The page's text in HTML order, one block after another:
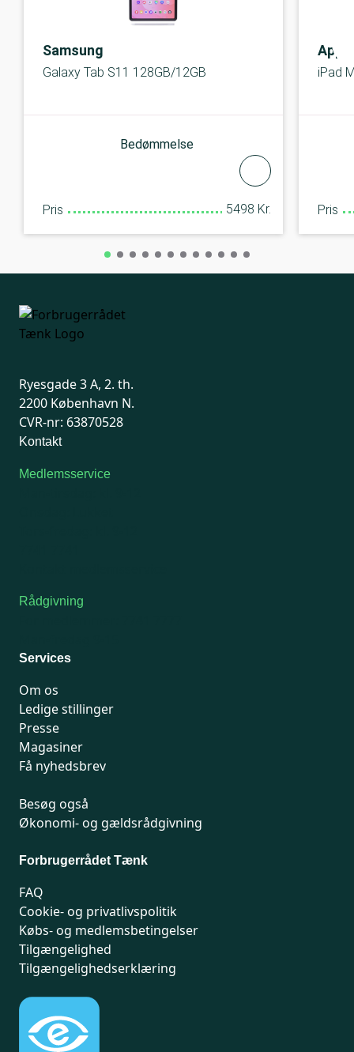
Samsung
Galaxy Tab S11 128GB/12GB
Bedømmelse
Pris 5498 Kr.
Apple
iPad
Pris
Ryesgade 3 A, 2. th.
2200 København N.
CVR-nr: 63870528
Kontakt
Medlemsservice
Rådgivning
Services
Om os
Ledige stillinger
Presse
Magasiner
Få nyhedsbrev
Besøg også
Økonomi- og gældsrådgivning
Forbrugerrådet Tænk
FAQ
Cookie- og privatlivspolitik
Købs- og medlemsbetingelser
Tilgængelighed
Tilgængelighedserklæring